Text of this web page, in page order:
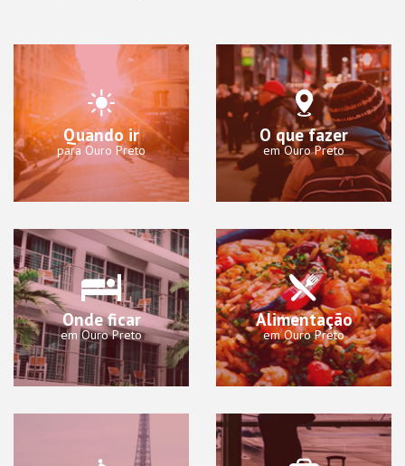
Quando ir
para Ouro Preto
O que fazer
em Ouro Preto
Onde ficar
em Ouro Preto
Alimentação
em Ouro Preto